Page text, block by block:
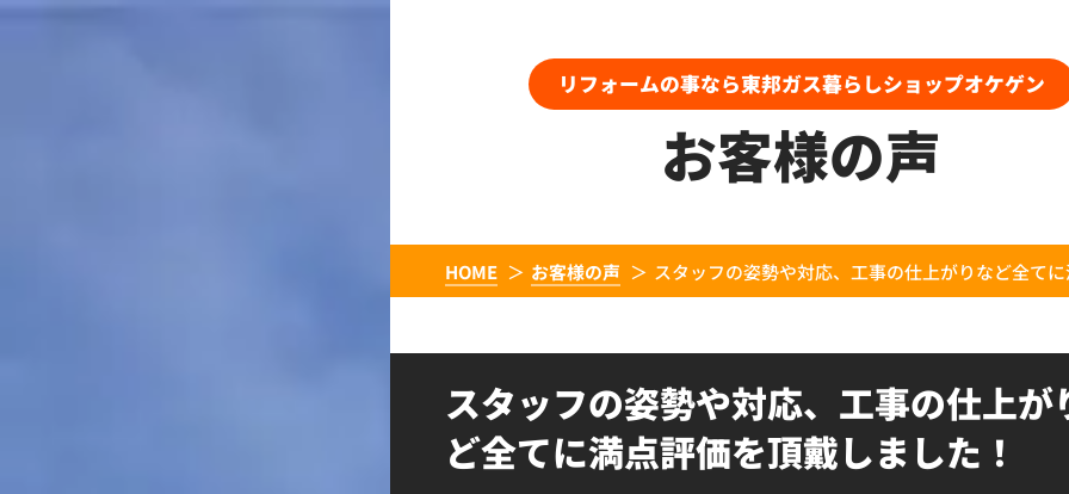
リフォームの事なら東邦ガス暮らしショップオケゲン
お客様の声
HOME お客様の声 スタッフの姿勢や対応、工事の仕上がりなど全て
スタッフの姿勢や対応、工事の仕上が
ど全てに満点評価を頂戴しました！